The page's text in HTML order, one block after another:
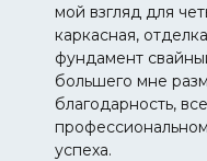
мой взгляд для
каркасная,
фундамент
большего мне
благодарность,
успеха.